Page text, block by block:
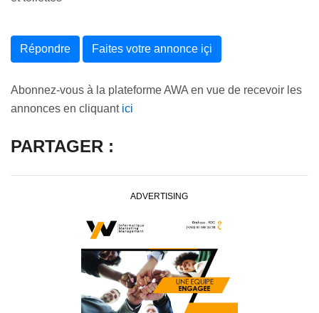
Répondre Faites votre annonce içi
Abonnez-vous à la plateforme AWA en vue de recevoir les
annonces en cliquant ici
PARTAGER :
ADVERTISING